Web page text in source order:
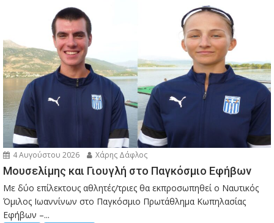
4 Αυγούστου 2026 Χάρης Δάφλος
Μουσελίμης και Γιουγλή στο Παγκόσμιο Εφήβων
Mε δύο επίλεκτους αθλητές/τριες θα εκπροσωπηθεί ο Ναυτικός
Όμιλος Ιωαννίνων στο Παγκόσμιο Πρωτάθλημα Κωπηλασίας
Εφήβων –...